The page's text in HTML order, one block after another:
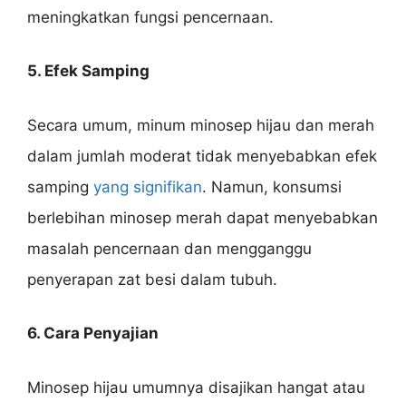
meningkatkan fungsi pencernaan.
5. Efek Samping
Secara umum, minum minosep hijau dan merah
dalam jumlah moderat tidak menyebabkan efek
samping yang signifikan. Namun, konsumsi
berlebihan minosep merah dapat menyebabkan
masalah pencernaan dan mengganggu
penyerapan zat besi dalam tubuh.
6. Cara Penyajian
Minosep hijau umumnya disajikan hangat atau